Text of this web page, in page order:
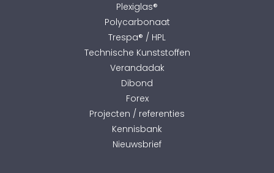
Plexiglas®
Polycarbonaat
Trespa® / HPL
Technische Kunststoffen
Verandadak
Dibond
Forex
Projecten / referenties
Kennisbank
Nieuwsbrief